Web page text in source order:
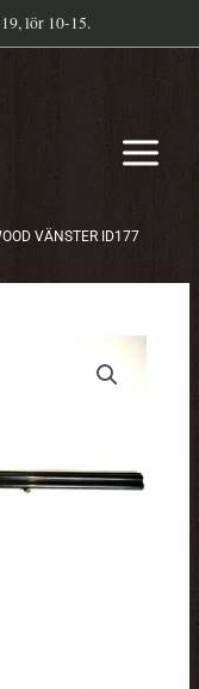
lör 10-15.
VÄNSTER ID177